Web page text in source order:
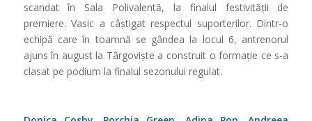
scandat în Sala Polivalentă, la finalul festivității de
premiere. Vasic a câștigat respectul suporterilor. Dintr-o
echipă care în toamnă se gândea la locul 6, antrenorul
ajuns în august la Târgoviște a construit o formație ce s-a
clasat pe podium la finalul sezonului regulat.